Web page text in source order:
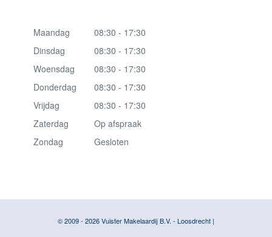
Maandag
08:30 - 17:30
Dinsdag
08:30 - 17:30
Woensdag
08:30 - 17:30
Donderdag
08:30 - 17:30
Vrijdag
08:30 - 17:30
Zaterdag
Op afspraak
Zondag
Gesloten
© 2009 - 2026 Vuister Makelaardij B.V. - Loosdrecht |